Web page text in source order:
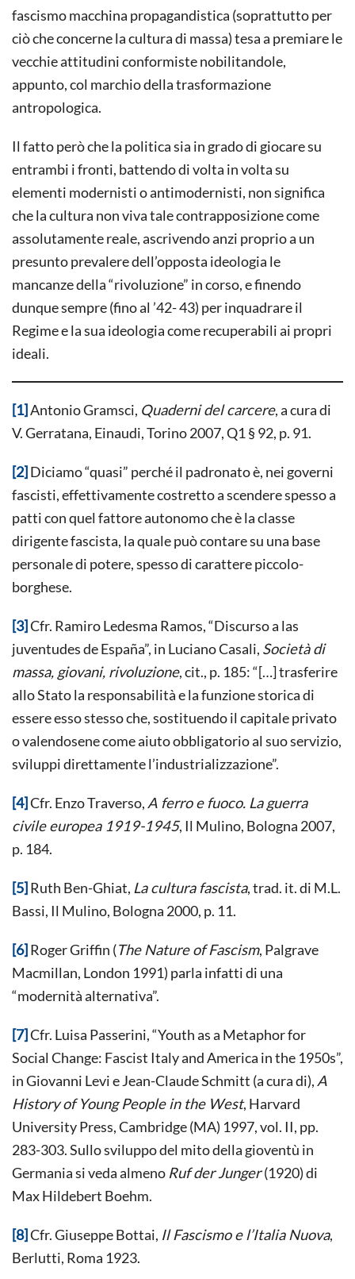
fascismo macchina propagandistica (soprattutto per
ciò che concerne la cultura di massa) tesa a premiare le
vecchie attitudini conformiste nobilitandole,
appunto, col marchio della trasformazione
antropologica.
Il fatto però che la politica sia in grado di giocare su
entrambi i fronti, battendo di volta in volta su
elementi modernisti o antimodernisti, non significa
che la cultura non viva tale contrapposizione come
assolutamente reale, ascrivendo anzi proprio a un
presunto prevalere dell’opposta ideologia le
mancanze della “rivoluzione” in corso, e finendo
dunque sempre (fino al ’42- 43) per inquadrare il
Regime e la sua ideologia come recuperabili ai propri
ideali.
[1]Antonio Gramsci, Quaderni del carcere, a cura di
V. Gerratana, Einaudi, Torino 2007, Q1 § 92, p. 91.
[2]Diciamo “quasi” perché il padronato è, nei governi
fascisti, effettivamente costretto a scendere spesso a
patti con quel fattore autonomo che è la classe
dirigente fascista, la quale può contare su una base
personale di potere, spesso di carattere piccolo-
borghese.
[3]Cfr. Ramiro Ledesma Ramos, “Discurso a las
juventudes de España”, in Luciano Casali, Società di
massa, giovani, rivoluzione, cit., p. 185: “[…] trasferire
allo Stato la responsabilità e la funzione storica di
essere esso stesso che, sostituendo il capitale privato
o valendosene come aiuto obbligatorio al suo servizio,
sviluppi direttamente l’industrializzazione”.
[4]Cfr. Enzo Traverso, A ferro e fuoco. La guerra
civile europea 1919-1945, Il Mulino, Bologna 2007,
p. 184.
[5]Ruth Ben-Ghiat, La cultura fascista, trad. it. di M.L.
Bassi, Il Mulino, Bologna 2000, p. 11.
[6]Roger Griffin (The Nature of Fascism, Palgrave
Macmillan, London 1991) parla infatti di una
“modernità alternativa”.
[7]Cfr. Luisa Passerini, “Youth as a Metaphor for
Social Change: Fascist Italy and America in the 1950s”,
in Giovanni Levi e Jean-Claude Schmitt (a cura di), A
History of Young People in the West, Harvard
University Press, Cambridge (MA) 1997, vol. II, pp.
283-303. Sullo sviluppo del mito della gioventù in
Germania si veda almeno Ruf der Junger(1920) di
Max Hildebert Boehm.
[8]Cfr. Giuseppe Bottai, Il Fascismo e l’Italia Nuova,
Berlutti, Roma 1923.